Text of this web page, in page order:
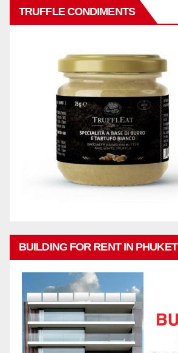
TRUFFLE CONDIMENTS
BUILDING FOR RENT IN PHUKET